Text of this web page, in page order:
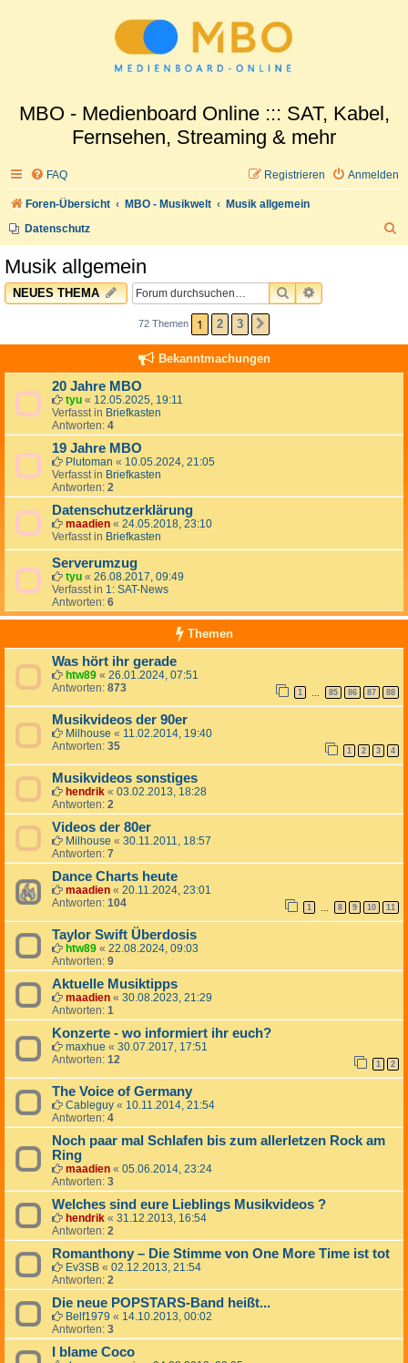
MBO - Medienboard Online ::: SAT, Kabel,
Fernsehen, Streaming & mehr
FAQ Anmelden
Registrieren
Foren-Übersicht MBO - Musikwelt
Musik allgemein
Datenschutz
Musik allgemein
NEUES THEMA SUCHEERWEITERTE
72 Themen 1 2 3
Bekanntmachungen
20 Jahre MBO
tyu « 12.05.2025, 19:11
Verfasst in Briefkasten
Antworten: 4
19 Jahre MBO
Plutoman « 10.05.2024, 21:05
Verfasst in Briefkasten
Antworten: 2
Datenschutzerklärung
maadien « 24.05.2018, 23:10
Verfasst in Briefkasten
Serverumzug
tyu « 26.08.2017, 09:49
Verfasst in 1: SAT-News
Antworten: 6
Themen
Was hört ihr gerade
htw89 « 26.01.2024, 07:51
Antworten: 873 1 … 85 86 87 88
Musikvideos der 90er
Milhouse « 11.02.2014, 19:40
Antworten: 35 1 2 3 4
Musikvideos sonstiges
hendrik « 03.02.2013, 18:28
Antworten: 2
Videos der 80er
Milhouse « 30.11.2011, 18:57
Antworten: 7
Dance Charts heute
maadien « 20.11.2024, 23:01
Antworten: 104 1 … 8 9 10 11
Taylor Swift Überdosis
htw89 « 22.08.2024, 09:03
Antworten: 9
Aktuelle Musiktipps
maadien « 30.08.2023, 21:29
Antworten: 1
Konzerte - wo informiert ihr euch?
maxhue « 30.07.2017, 17:51
Antworten: 12 1 2
The Voice of Germany
Cableguy « 10.11.2014, 21:54
Antworten: 4
Noch paar mal Schlafen bis zum allerletzen Rock am
Ring
maadien « 05.06.2014, 23:24
Antworten: 3
Welches sind eure Lieblings Musikvideos ?
hendrik « 31.12.2013, 16:54
Antworten: 2
Romanthony – Die Stimme von One More Time ist tot
Ev3SB « 02.12.2013, 21:54
Antworten: 2
Die neue POPSTARS-Band heißt...
Belf1979 « 14.10.2013, 00:02
Antworten: 3
I blame Coco